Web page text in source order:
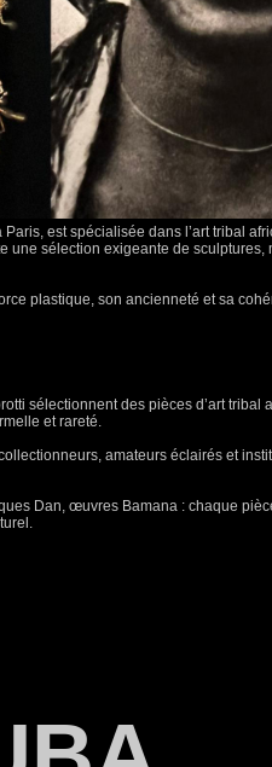
est spécialisée dans l’art tribal
sélection exigeante de sculptures,
plastique, son ancienneté et sa
sélectionnent des pièces d’art tribal
et rareté.
amateurs éclairés et
Dan, œuvres Bamana : chaque